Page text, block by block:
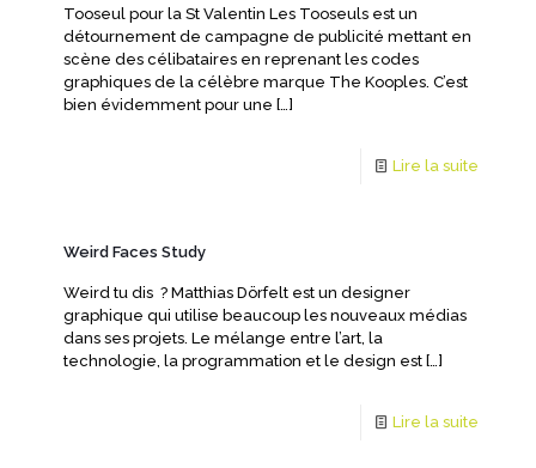
Tooseul pour la St Valentin Les Tooseuls est un
détournement de campagne de publicité mettant en
scène des célibataires en reprenant les codes
graphiques de la célèbre marque The Kooples. C’est
bien évidemment pour une […]
Lire la suite
Weird Faces Study
Weird tu dis ? Matthias Dörfelt est un designer
graphique qui utilise beaucoup les nouveaux médias
dans ses projets. Le mélange entre l’art, la
technologie, la programmation et le design est […]
Lire la suite